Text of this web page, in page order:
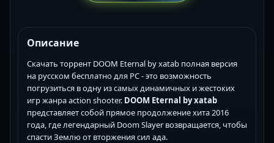
Описание
Скачать торрент DOOM Eternal by xatab полная версия
на русском бесплатно для PC - это возможность
погрузиться в одну из самых динамичных и жестоких
игр жанра action shooter. DOOM Eternal by xatab
представляет собой прямое продолжение хита 2016
года, где легендарный Doom Slayer возвращается, чтобы
спасти Землю от вторжения сил ада.